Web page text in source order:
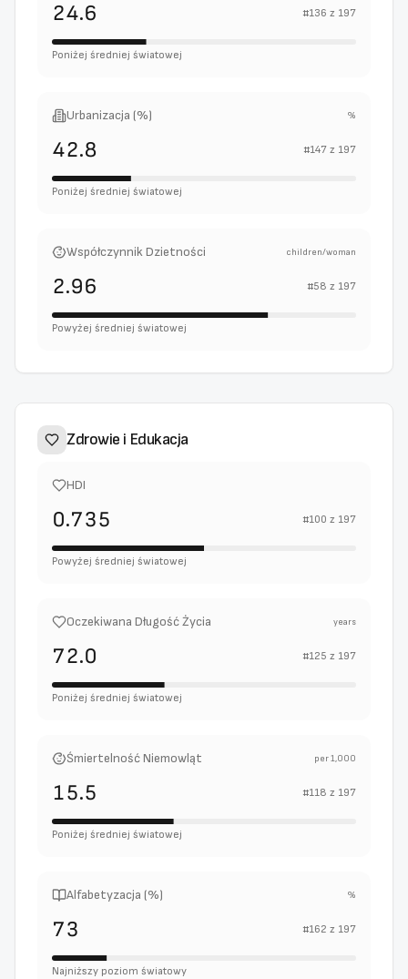
24.6 #136 z 197
Poniżej średniej światowej
Urbanizacja (%) %
42.8 #147 z 197
Poniżej średniej światowej
Współczynnik Dzietności children/woman
2.96 #58 z 197
Powyżej średniej światowej
Zdrowie i Edukacja
HDI
0.735 #100 z 197
Powyżej średniej światowej
Oczekiwana Długość Życia years
72.0 #125 z 197
Poniżej średniej światowej
Śmiertelność Niemowląt per 1,000
15.5 #118 z 197
Poniżej średniej światowej
Alfabetyzacja (%) %
73 #162 z 197
Najniższy poziom światowy